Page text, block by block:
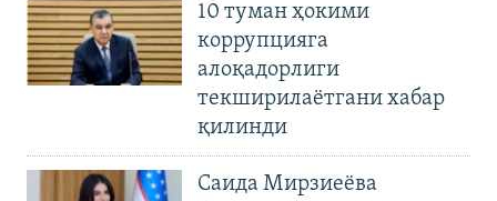
10 туман ҳокими
коррупцияга
алоқадорлиги
текширилаётгани хабар
қилинди
Саида Мирзиеёва